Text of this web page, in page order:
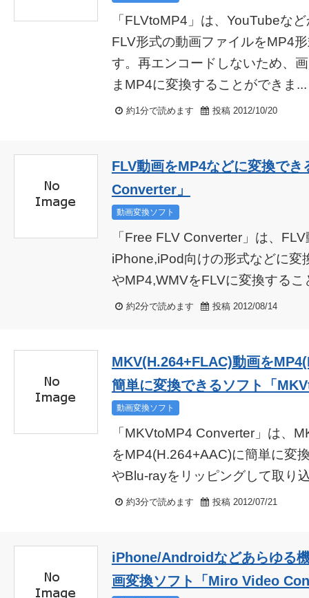
「FLVtoMP4」は、YouTubeな
FLV形式の動画ファイルをMP4
す。再エンコードしないため、
まMP4に変換することができま...
約1分で読めます 投稿 2012/10/20
FLV動画をMP4などに変換で
Converter」
動画変換ソフト
「Free FLV Converter」は、
iPhone,iPod向けの形式などに変
やMP4,WMVをFLVに変換するこ
約2分で読めます 投稿 2012/08/14
MKV(H.264+FLAC)動画を
簡単に変換できるソフト「
動画変換ソフト
「MKVtoMP4 Converter」は、
をMP4(H.264+AAC)に簡単に変
やBlu-rayをリッピングして取り
約3分で読めます 投稿 2012/07/21
iPhone/Androidなどあらゆる
画変換ソフト「Miro Video